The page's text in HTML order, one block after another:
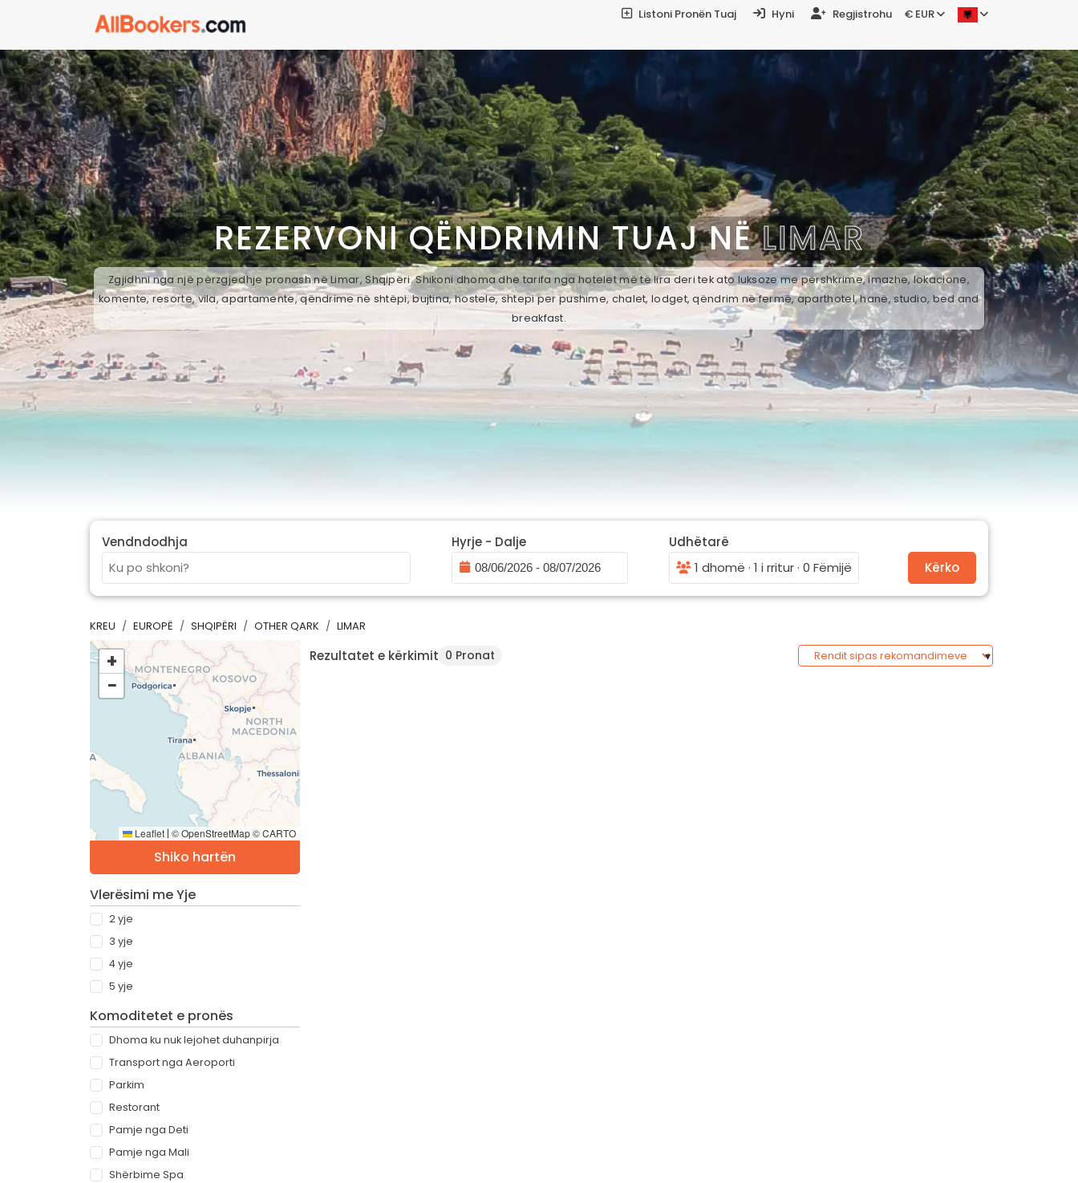
Listoni Pronën Tuaj Hyni Regjistrohu € EUR
REZERVONI QËNDRIMIN TUAJ NËLIMAR
Zgjidhni nga një përzgjedhje pronash në Limar, Shqipëri. Shikoni dhoma dhe tarifa nga hotelet më të lira deri tek ato luksoze me përshkrime, imazhe, lokacione,
komente, resorte, vila, apartamente, qëndrime në shtëpi, bujtina, hostele, shtepi per pushime, chalet, lodget, qëndrim në fermë, aparthotel, hanë, studio, bed and
breakfast.
Vendndodhja Hyrje - Dalje
Udhëtarë
1 dhomë · 1 i rritur · 0 Fëmijë
Kërko
KREU EUROPË SHQIPËRI OTHER QARK LIMAR
+
−
Leaflet | © OpenStreetMap © CARTO
Shiko hartën
Vlerësimi me Yje
2 yje
3 yje
4 yje
5 yje
Komoditetet e pronës
Dhoma ku nuk lejohet duhanpirja
Transport nga Aeroporti
Parkim
Restorant
Pamje nga Deti
Pamje nga Mali
Shërbime Spa
Rezultatet e kërkimit 0 Pronat